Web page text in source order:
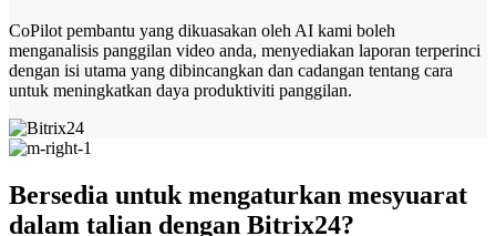
CoPilot pembantu yang dikuasakan oleh AI kami boleh
menganalisis panggilan video anda, menyediakan laporan terperinci
dengan isi utama yang dibincangkan dan cadangan tentang cara
untuk meningkatkan daya produktiviti panggilan.
Bersedia untuk mengaturkan mesyuarat
dalam talian dengan Bitrix24?